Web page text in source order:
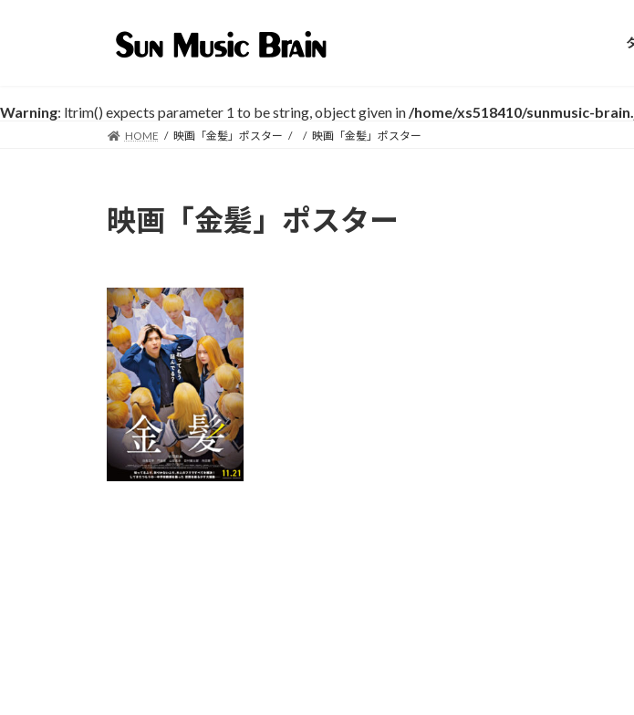
へ
ョ
Warning: ltrim() expects parameter 1 to be string, object given in /home/xs518410/sunmusic-
HOME 映画「金髪」ポスター 映画「金髪」ポスター
映画「金髪」ポスター